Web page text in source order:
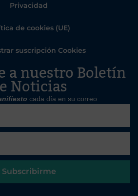
Privacidad
de cookies (UE)
suscripción Cookies
a nuestro Boletín
Noticias
cada día en su correo
Subscribirme